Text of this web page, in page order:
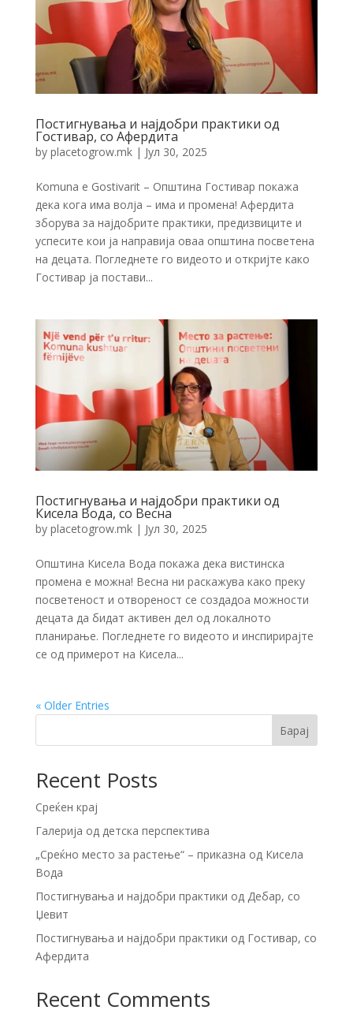
Постигнувања и најдобри практики од
Гостивар, со Афердита
by placetogrow.mk| Јул 30, 2025
Komuna e Gostivarit – Општина Гостивар покажа
дека кога има волја – има и промена! Афердита
зборува за најдобрите практики, предизвиците и
успесите кои ја направија оваа општина посветена
на децата. Погледнете го видеото и откријте како
Гостивар ја постави...
Постигнувања и најдобри практики од
Кисела Вода, со Весна
by placetogrow.mk| Јул 30, 2025
Општина Кисела Вода покажа дека вистинска
промена е можна! Весна ни раскажува како преку
посветеност и отвореност се создадоа можности
децата да бидат активен дел од локалното
планирање. Погледнете го видеото и инспирирајте
се од примерот на Кисела...
« Older Entries
Барај
Recent Posts
Среќен крај
Галерија од детска перспектива
„Среќно место за растење“ – приказна од Кисела
Вода
Постигнувања и најдобри практики од Дебар, со
Џевит
Постигнувања и најдобри практики од Гостивар, со
Афердита
Recent Comments